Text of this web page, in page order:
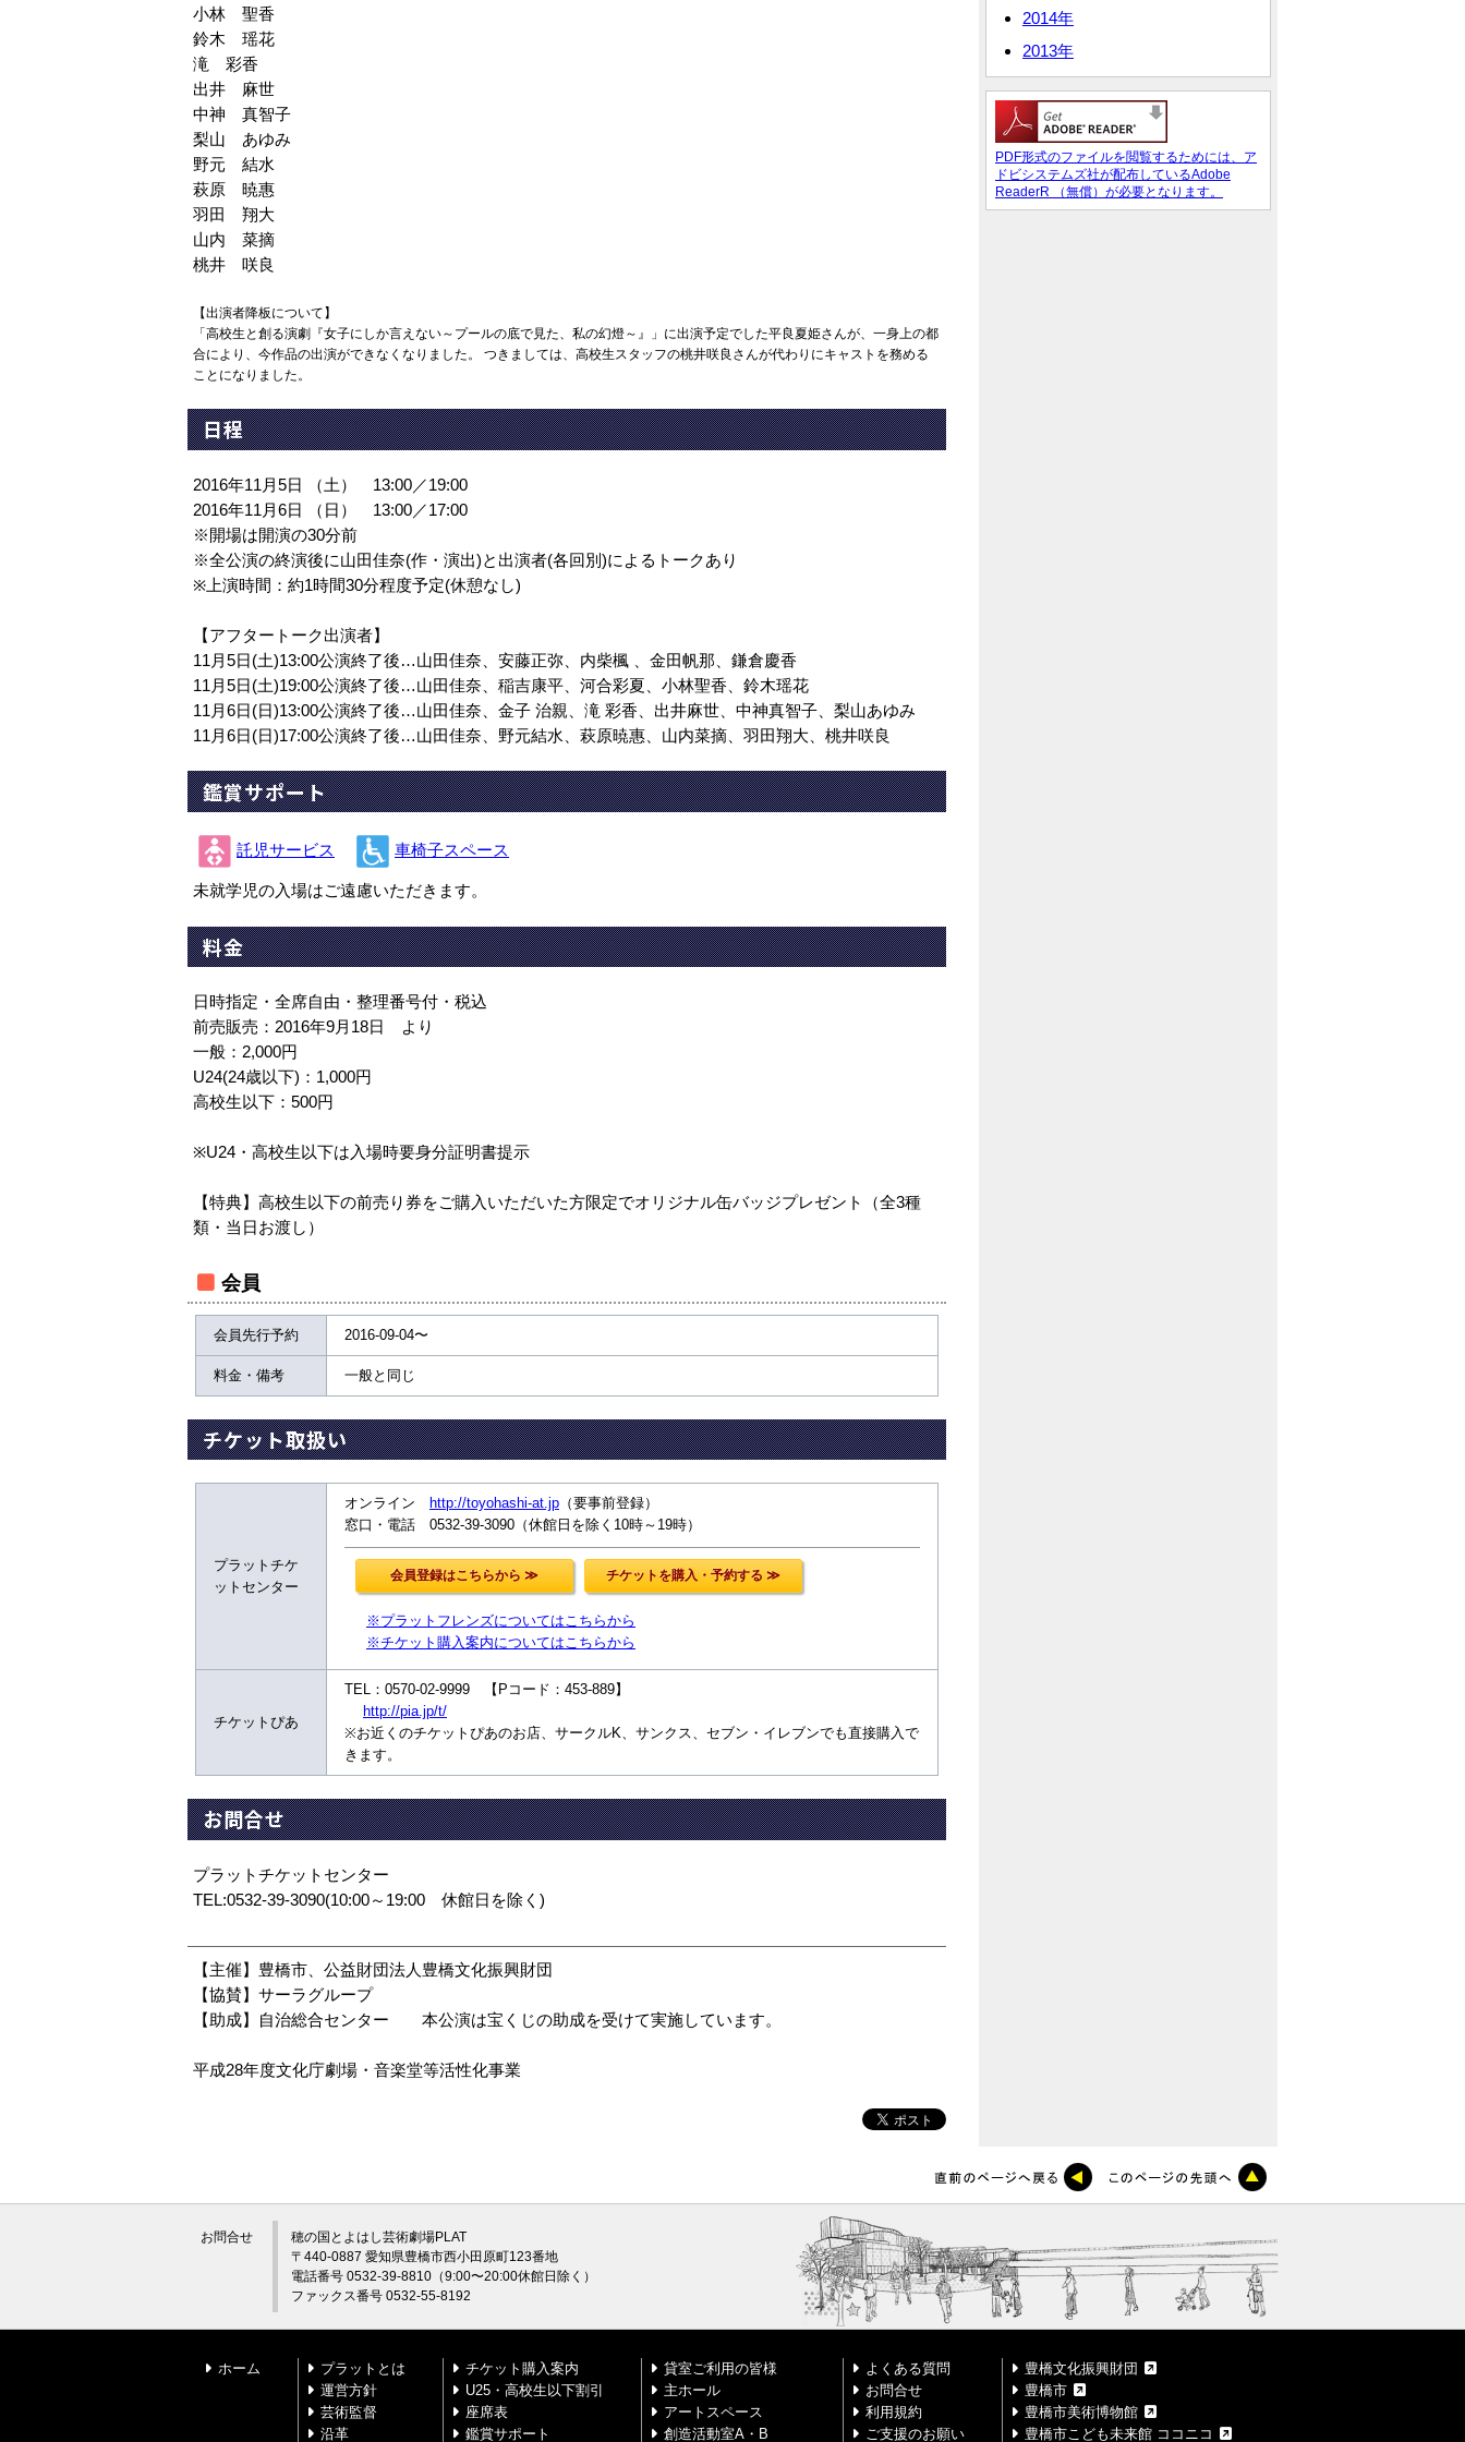
小林 聖香
鈴木 瑶花
滝 彩香
出井 麻世
中神 真智子
梨山 あゆみ
野元 結水
萩原 暁惠
羽田 翔大
山内 菜摘
桃井 咲良
【出演者降板について】
「高校生と創る演劇『女子にしか言えない～プールの底で見た、私の幻燈～』」に出演予定でした平良夏姫さんが、一身上の都
合により、今作品の出演ができなくなりました。 つきましては、高校生スタッフの桃井咲良さんが代わりにキャストを務める
ことになりました。
日程
2016年11月5日 （土） 13:00／19:00
2016年11月6日 （日） 13:00／17:00
※開場は開演の30分前
※全公演の終演後に山田佳奈(作・演出)と出演者(各回別)によるトークあり
※上演時間：約1時間30分程度予定(休憩なし)
【アフタートーク出演者】
11月5日(土)13:00公演終了後…山田佳奈、安藤正弥、内柴楓 、金田帆那、鎌倉慶香
11月5日(土)19:00公演終了後…山田佳奈、稲吉康平、河合彩夏、小林聖香、鈴木瑶花
11月6日(日)13:00公演終了後…山田佳奈、金子 治親、滝 彩香、出井麻世、中神真智子、梨山あゆみ
11月6日(日)17:00公演終了後…山田佳奈、野元結水、萩原暁惠、山内菜摘、羽田翔大、桃井咲良
鑑賞サポート
託児サービス 車椅子スペース
未就学児の入場はご遠慮いただきます。
料金
日時指定・全席自由・整理番号付・税込
前売販売：2016年9月18日 より
一般：2,000円
U24(24歳以下)：1,000円
高校生以下：500円
※U24・高校生以下は入場時要身分証明書提示
【特典】高校生以下の前売り券をご購入いただいた方限定でオリジナル缶バッジプレゼント（全3種
類・当日お渡し）
会員
会員先行予約 2016-09-04〜
料金・備考 一般と同じ
チケット取扱い
プラットチケ
ットセンター
オンライン http://toyohashi-at.jp （要事前登録）
窓口・電話 0532-39-3090（休館日を除く10時～19時）
※プラットフレンズについてはこちらから
※チケット購入案内についてはこちらから
チケットぴあ
TEL：0570-02-9999 【Pコード：453-889】
http://pia.jp/t/
※お近くのチケットぴあのお店、サークルK、サンクス、セブン・イレブンでも直接購入で
きます。
お問合せ
プラットチケットセンター
TEL:0532-39-3090(10:00～19:00 休館日を除く)
【主催】豊橋市、公益財団法人豊橋文化振興財団
【協賛】サーラグループ
【助成】自治総合センター 本公演は宝くじの助成を受けて実施しています。
平成28年度文化庁劇場・音楽堂等活性化事業
2014年
2013年
PDF形式のファイルを閲覧するためには、ア
ドビシステムズ社が配布しているAdobe
ReaderR （無償）が必要となります。
お問合せ
穂の国とよはし芸術劇場PLAT
〒440-0887 愛知県豊橋市西小田原町123番地
電話番号 0532-39-8810（9:00〜20:00休館日除く）
ファックス番号 0532-55-8192
ホーム
プラットとは
運営方針
芸術監督
沿革
チケット購入案内
U25・高校生以下割引
座席表
鑑賞サポート
貸室ご利用の皆様
主ホール
アートスペース
創造活動室A・B
よくある質問
お問合せ
利用規約
ご支援のお願い
豊橋文化振興財団
豊橋市
豊橋市美術博物館
豊橋市こども未来館 ココニコ